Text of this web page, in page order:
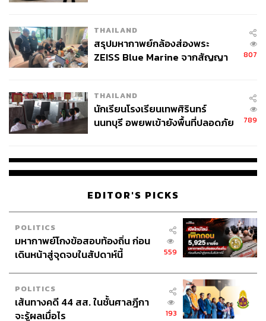
THAILAND
สรุปมหากาพย์กล้องส่องพระ
ZEISS Blue Marine จากสัญญา
จ่ายหนี้-แอบระบุแบรนด์
807
THAILAND
นักเรียนโรงเรียนเทพศิรินทร์
นนทบุรี อพยพเข้ายังพื้นที่ปลอดภัย
789
EDITOR'S PICKS
POLITICS
มหากาพย์โกงข้อสอบท้องถิ่น ก่อน
เดินหน้าสู่จุดจบในสัปดาห์นี้
559
POLITICS
เส้นทางคดี 44 สส. ในชั้นศาลฎีกา
จะรู้ผลเมื่อไร
193